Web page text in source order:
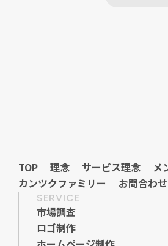
TOP
TOP
理念
理念
サービス理念
サービス理念
メ
メ
カンツクファミリー
カンツクファミリー
お問合わせ
SERVICE
市場調査
ロゴ制作